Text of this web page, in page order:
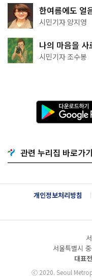
한여름에도 얼
천국이네~
시민기자 양지영
나의 마음을
상작 공개!
시민기자 조수봉
다
운
로
기
G
o
g
l
e
관련 누리집 바로가기
개인정보처리방침
서울특별시
대표
ⓒ2020. Seoul